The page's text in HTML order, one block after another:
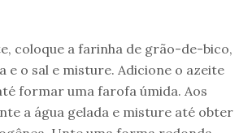
coloque a farinha de grão-de-bico,
e o sal e misture. Adicione o azeite
formar uma farofa úmida. Aos
a água gelada e misture até obter